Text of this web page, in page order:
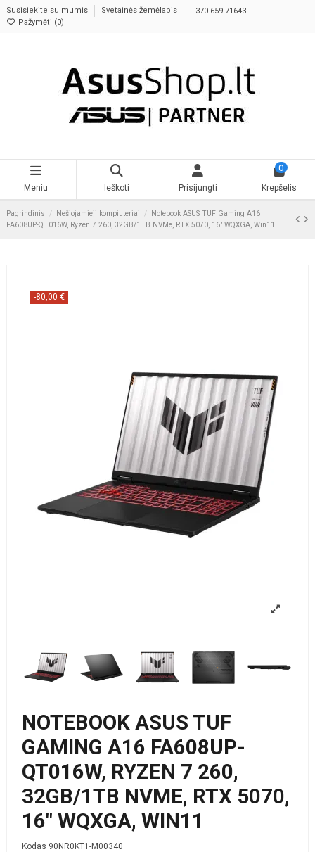
Susisiekite su mumis Svetainės žemėlapis
+370 659 71643
Pažymėti (0)
Meniu Ieškoti Prisijungti
0
Krepšelis
Pagrindinis Nešiojamieji kompiuteriai
Notebook ASUS TUF Gaming A16
FA608UP-QT016W, Ryzen 7 260, 32GB/1TB NVMe, RTX 5070, 16" WQXGA, Win11
-80,00 €
NOTEBOOK ASUS TUF
GAMING A16 FA608UP-
QT016W, RYZEN 7 260,
32GB/1TB NVME, RTX 5070,
16" WQXGA, WIN11
Kodas 90NR0KT1-M00340